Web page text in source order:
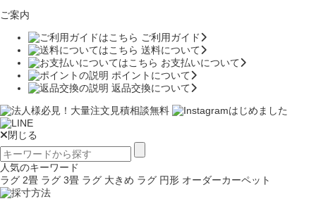
ご案内
ご利用ガイド
送料について
お支払いについて
ポイントについて
返品交換について
閉じる
人気のキーワード
ラグ 2畳 ラグ 3畳 ラグ 大きめ ラグ 円形 オーダーカーペット